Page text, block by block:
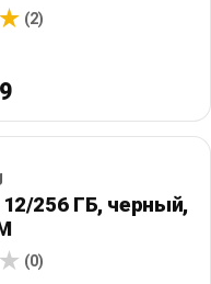
(2)
12/256 ГБ, черный,
(0)